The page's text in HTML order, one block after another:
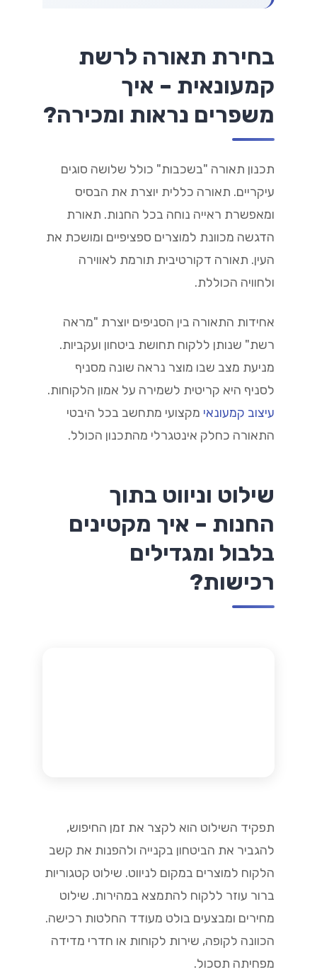
בחירת תאורה לרשת
קמעונאית – איך
משפרים נראות ומכירה?
תכנון תאורה "בשכבות" כולל שלושה סוגים
עיקריים. תאורה כללית יוצרת את הבסיס
ומאפשרת ראייה נוחה בכל החנות. תאורת
הדגשה מכוונת למוצרים ספציפיים ומושכת את
העין. תאורה דקורטיבית תורמת לאווירה
ולחוויה הכוללת.
אחידות התאורה בין הסניפים יוצרת "מראה
רשת" שנותן ללקוח תחושת ביטחון ועקביות.
מניעת מצב שבו מוצר נראה שונה מסניף
לסניף היא קריטית לשמירה על אמון הלקוחות.
עיצוב קמעונאי מקצועי מתחשב בכל היבטי
התאורה כחלק אינטגרלי מהתכנון הכולל.
שילוט וניווט בתוך
החנות – איך מקטינים
בלבול ומגדילים
רכישות?
תפקיד השילוט הוא לקצר את זמן החיפוש,
להגביר את הביטחון בקנייה ולהפנות את קשב
הלקוח למוצרים במקום לניווט. שילוט קטגוריות
ברור עוזר ללקוח להתמצא במהירות. שילוט
מחירים ומבצעים בולט מעודד החלטות רכישה.
הכוונה לקופה, שירות לקוחות או חדרי מדידה
מפחיתה תסכול.